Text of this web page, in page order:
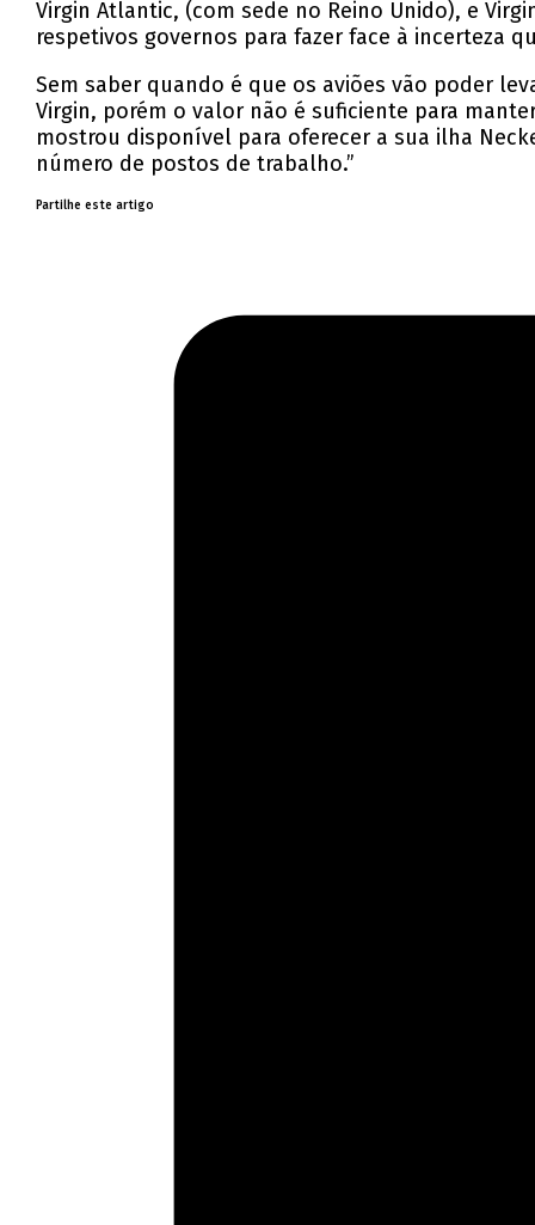
Virgin Atlantic, (com sede no Reino Unido), e
respetivos governos para fazer face à incerteza
Sem saber quando é que os aviões vão poder
Virgin, porém o valor não é suficiente para
mostrou disponível para oferecer a sua ilha
número de postos de trabalho.”
Partilhe este artigo